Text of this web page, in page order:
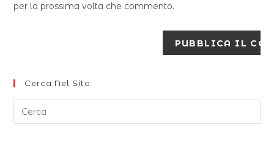
per la prossima volta che commento.
Cerca Nel Sito